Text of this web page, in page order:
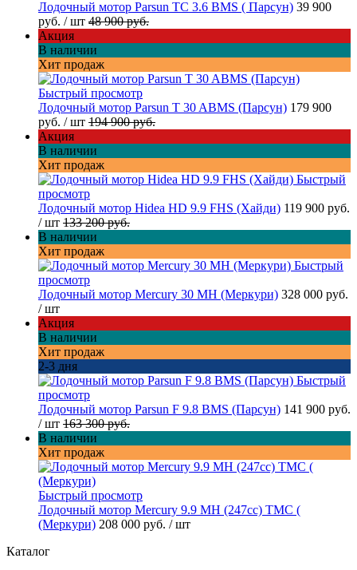
Лодочный мотор Parsun TC 3.6 BMS ( Парсун) 39 900
руб. / шт 48 900 руб.
Акция
В наличии
Хит продаж
Быстрый просмотр
Лодочный мотор Parsun T 30 ABMS (Парсун) 179 900
руб. / шт 194 900 руб.
Акция
В наличии
Хит продаж
Быстрый
просмотр
Лодочный мотор Hidea HD 9.9 FHS (Хайди) 119 900 руб.
/ шт 133 200 руб.
В наличии
Хит продаж
Быстрый
просмотр
Лодочный мотор Mercury 30 MH (Меркури) 328 000 руб.
/ шт
Акция
В наличии
Хит продаж
2-3 дня
Быстрый
просмотр
Лодочный мотор Parsun F 9.8 BMS (Парсун) 141 900 руб.
/ шт 163 300 руб.
В наличии
Хит продаж
Быстрый просмотр
Лодочный мотор Mercury 9.9 МН (247cc) TMC (
(Меркури) 208 000 руб. / шт
Каталог